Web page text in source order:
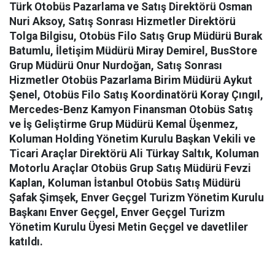
Türk Otobüs Pazarlama ve Satış Direktörü Osman
Nuri Aksoy, Satış Sonrası Hizmetler Direktörü
Tolga Bilgisu, Otobüs Filo Satış Grup Müdürü Burak
Batumlu, İletişim Müdürü Miray Demirel, BusStore
Grup Müdürü Onur Nurdoğan, Satış Sonrası
Hizmetler Otobüs Pazarlama Birim Müdürü Aykut
Şenel, Otobüs Filo Satış Koordinatörü Koray Çıngıl,
Mercedes-Benz Kamyon Finansman Otobüs Satış
ve İş Geliştirme Grup Müdürü Kemal Üşenmez,
Koluman Holding Yönetim Kurulu Başkan Vekili ve
Ticari Araçlar Direktörü Ali Türkay Saltık, Koluman
Motorlu Araçlar Otobüs Grup Satış Müdürü Fevzi
Kaplan, Koluman İstanbul Otobüs Satış Müdürü
Şafak Şimşek, Enver Geçgel Turizm Yönetim Kurulu
Başkanı Enver Geçgel, Enver Geçgel Turizm
Yönetim Kurulu Üyesi Metin Geçgel ve davetliler
katıldı.